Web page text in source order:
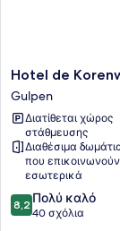
Hotel
de
Korenwolf
Gulpen
Hotel de
Gulpen
Διατίθεται χώρος
στάθμευσης
Διαθέσιμα
που επικοινωνούν
εσωτερικά
8.2
στα
8,2 Πολύ καλό
40 σχόλια